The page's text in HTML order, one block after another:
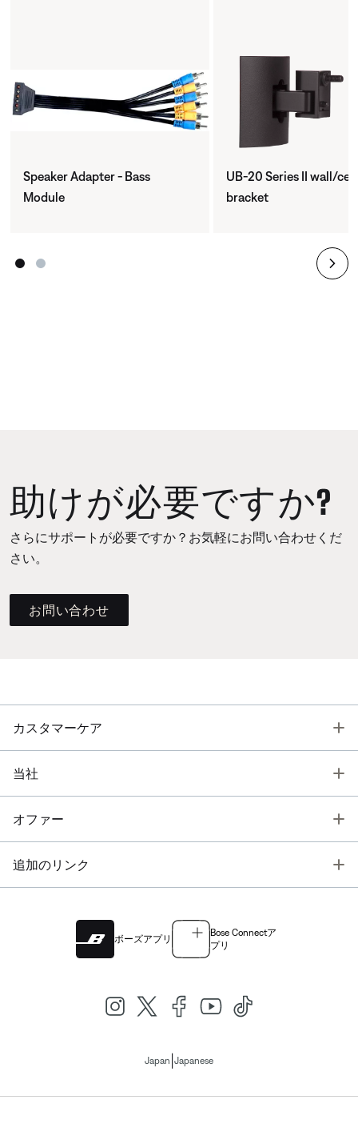
Speaker Adapter - Bass
Module
UB-20 Series II wall/
bracket
助けが必要ですか?
さらにサポートが必要ですか？お気軽にお問い合わせくだ
さい。
お問い合わせ
カスタマーケア
当社
オファー
追加のリンク
ボーズアプリ
Bose Connectア
プリ
Japan Japanese